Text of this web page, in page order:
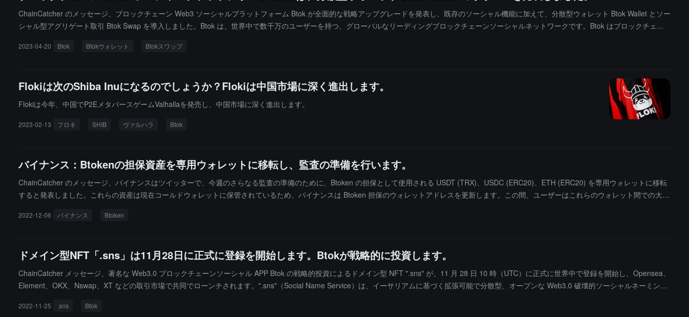
ChainCatcher のメッセージ、ブロックチェーン Web3 ソーシャルプラットフォーム Btok が全面的な戦略アップグレードを発表し、既存のソーシャル機能に加えて、分散型ウォレット Btok Wallet とソー
シャル型アグリゲート取引 Btok Swap を導入しました。Btok は、世界中で数千万のユーザーを持つ、グローバルなリーディングブロックチェーンソーシャルネットワークです。Btok はブロックチェー
クチェーンソーシャルアプリです。Btok Wallet は、非管理型で分散型の Web3 ウォレットであり、安全性と使いやすさを兼ね備えています。VSS アルゴリズム、マルチエンクリプション、およびマルチ
バリーフレーズを忘れたり、デバイスを変更しても、暗号資産は失われません。内蔵のアグリゲート取引プラットフォーム Btok Swap では、ワンクリックで資産の売買が可能です。Btok の今回の戦略ア
ップグレードは、ソーシャル機能の基盤に金融属性を追加し、ユーザーにより質の高い情報と機会を提供します。(出典リンク)
2023-04-20 Btok Btokウォレット Btokスワップ
Flokiは次のShiba Inuになるのでしょうか？Flokiは中国市場に深く進出します。
Flokiは今年、中国でP2EメタバースゲームValhallaを発売し、中国市場に深く進出します。
2023-02-13 フロキ SHIB ヴァルハラ Btok
バイナンス：Btokenの担保資産を専用ウォレットに移転し、監査の準備を行います。
ChainCatcher のメッセージ、バイナンスはツイッターで、今週のさらなる監査の準備のために、Btoken の担保として使用される USDT (TRX)、USDC (ERC20)、ETH (ERC20) を専用ウォレットに移転
すると発表しました。これらの資産は現在コールドウォレットに保管されているため、バイナンスは Btoken 担保のウォレットアドレスを更新します。この間、ユーザーはこれらのウォレット間での大口
2022-12-06 バイナンス Btoken
ドメイン型NFT「.sns」は11月28日に正式に登録を開始します。Btokが戦略的に投資します。
ChainCatcher メッセージ、著名な Web3.0 ブロックチェーンソーシャル APP Btok の戦略的投資によるドメイン型 NFT ".sns" が、11 月 28 日 10 時（UTC）に正式に世界中で登録を開始し、Opensea、
Element、OKX、Nswap、XT などの取引市場で共同でローンチされます。".sns"（Social Name Service）は、イーサリアムに基づく拡張可能で分散型、オープンな Web3.0 破壊的ソーシャルネーミング
ントのおかげで、".sns" はそのエコシステム内で多くの実用的な拡張を実現できます。例えば：世界唯一のアイデンティティ、ユニークなニックネームの視覚効果、検索キーワードのランキング、グルー
2022-11-25 .sns Btok